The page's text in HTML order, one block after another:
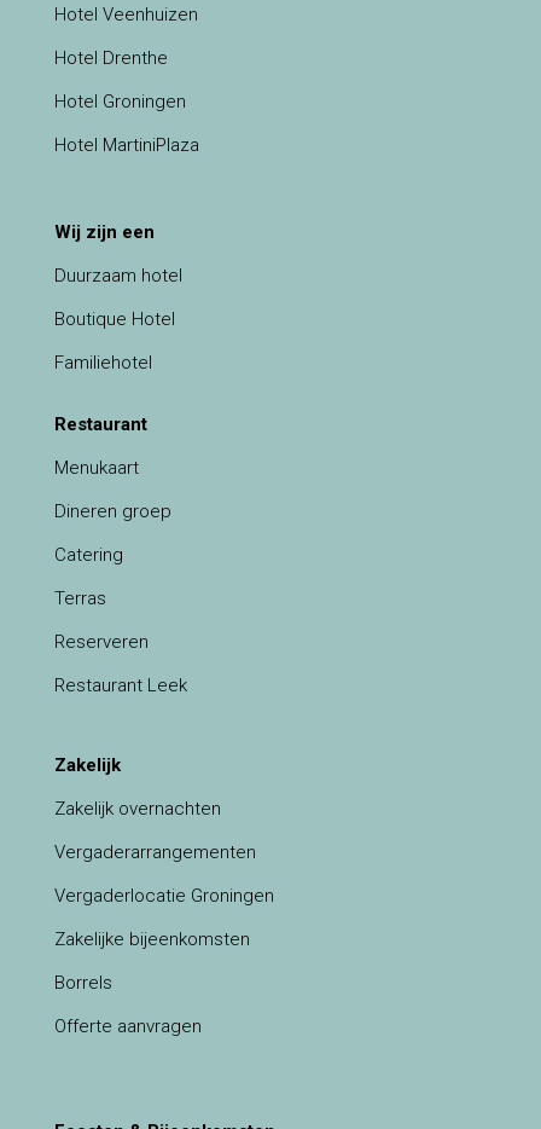
Hotel Veenhuizen
Hotel Drenthe
Hotel Groningen
Hotel MartiniPlaza
Wij zijn een
Duurzaam hotel
Boutique Hotel
Familiehotel
Restaurant
Menukaart
Dineren groep
Catering
Terras
Reserveren
Restaurant Leek
Zakelijk
Zakelijk overnachten
Vergaderarrangementen
Vergaderlocatie Groningen
Zakelijke bijeenkomsten
Borrels
Offerte aanvragen